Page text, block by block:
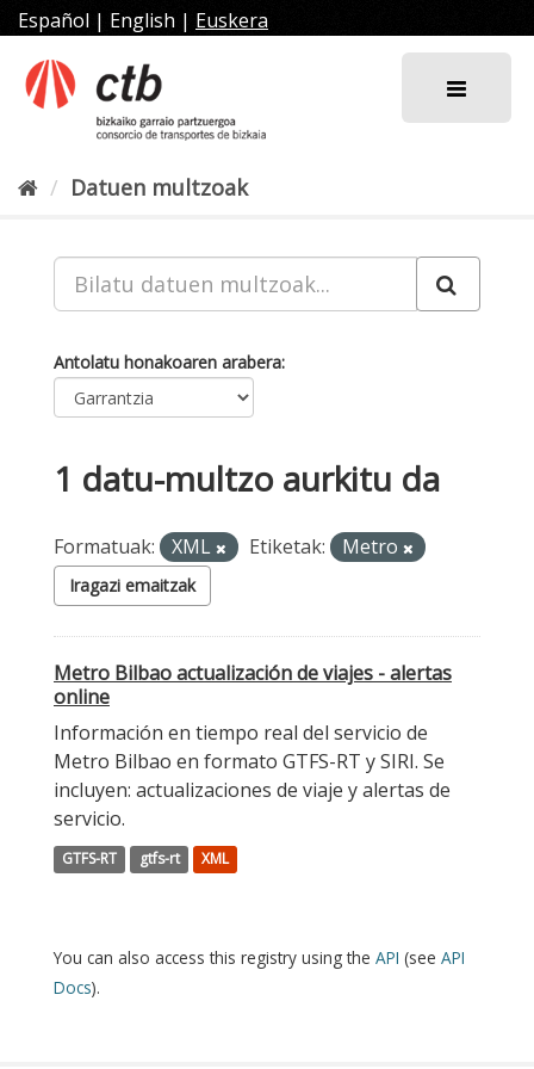
Joan
edukira
Español | English | Euskera
Datuen multzoak
Antolatu honakoaren arabera
1 datu-multzo aurkitu da
Formatuak: XML Etiketak: Metro
Iragazi emaitzak
Metro Bilbao actualización de viajes - alertas
online
Información en tiempo real del servicio de
Metro Bilbao en formato GTFS-RT y SIRI. Se
incluyen: actualizaciones de viaje y alertas de
servicio.
GTFS-RT gtfs-rt XML
You can also access this registry using the API (see API
Docs).